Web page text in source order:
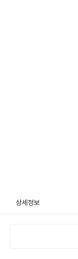
상세정보